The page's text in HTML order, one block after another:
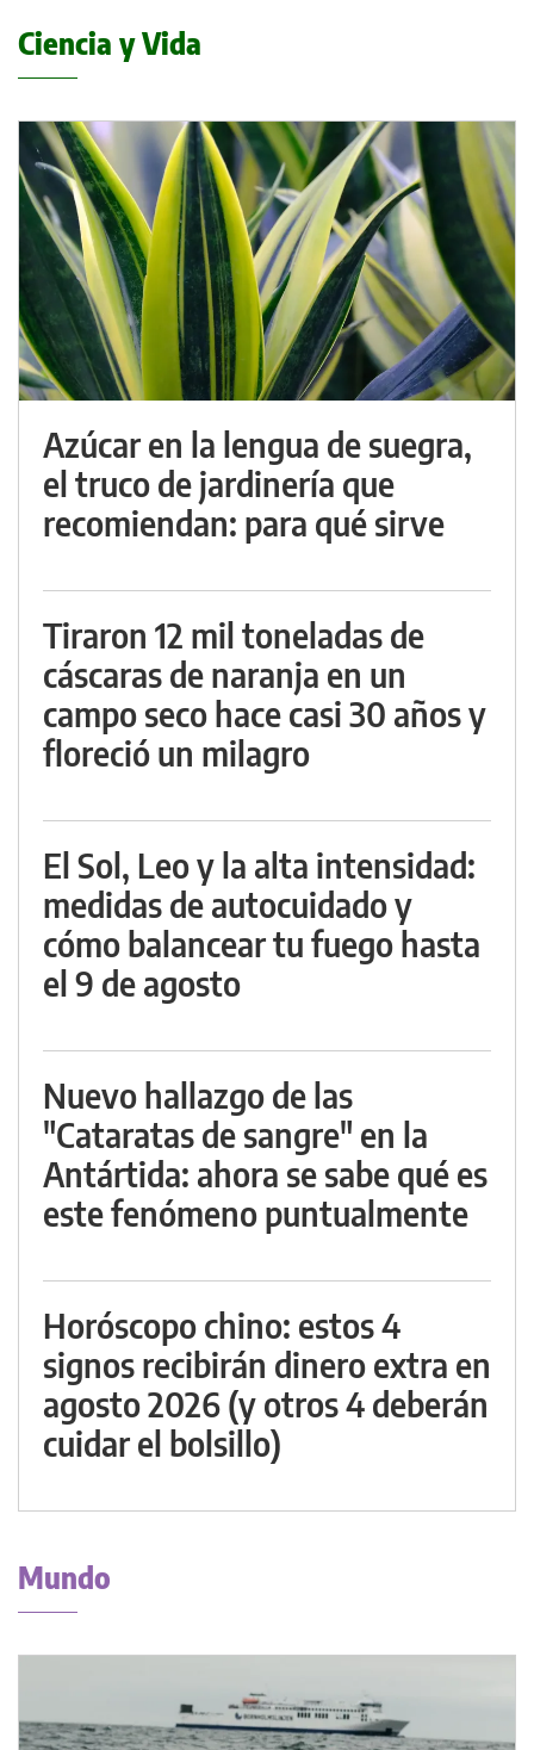
Ciencia y Vida
Azúcar en la lengua de suegra,
el truco de jardinería que
recomiendan: para qué sirve
Tiraron 12 mil toneladas de
cáscaras de naranja en un
campo seco hace casi 30 años y
floreció un milagro
El Sol, Leo y la alta intensidad:
medidas de autocuidado y
cómo balancear tu fuego hasta
el 9 de agosto
Nuevo hallazgo de las
"Cataratas de sangre" en la
Antártida: ahora se sabe qué es
este fenómeno puntualmente
Horóscopo chino: estos 4
signos recibirán dinero extra en
agosto 2026 (y otros 4 deberán
cuidar el bolsillo)
Mundo